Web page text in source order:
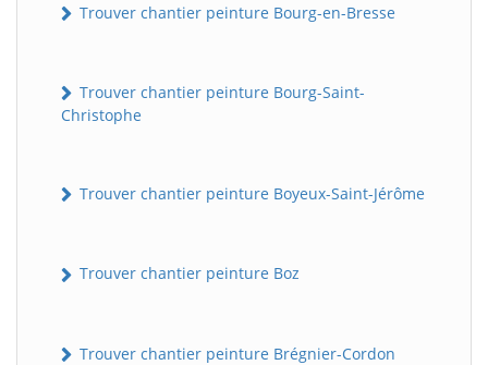
Trouver chantier peinture Bourg-en-Bresse
Trouver chantier peinture Bourg-Saint-
Christophe
Trouver chantier peinture Boyeux-Saint-Jérôme
Trouver chantier peinture Boz
Trouver chantier peinture Brégnier-Cordon